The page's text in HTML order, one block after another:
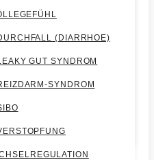
(DIARRHOE)
GUT SYNDROM
SYNDROM